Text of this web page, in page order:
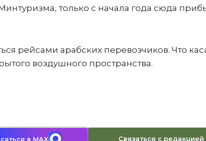
только с начала года сюда
рейсами арабских перевозчиков. Что
воздушного пространства.
в MAX Связаться с редакцией